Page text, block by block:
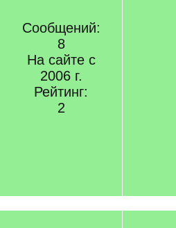
Сообщений:
8
На сайте с
2006 г.
Рейтинг:
2